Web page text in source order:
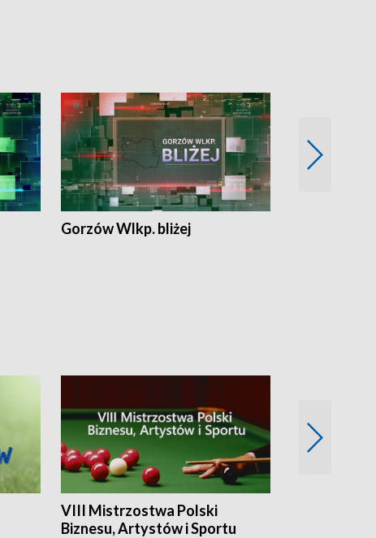
Gorzów Wlkp. bliżej
VIII Mistrzostwa Polski
Biznesu, Artystów i Sportu